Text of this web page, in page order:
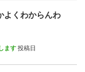
よくわからんわ
ます 投稿日